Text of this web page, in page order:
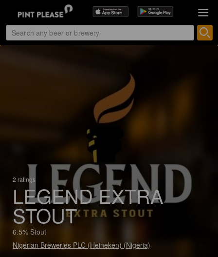
2 ratings
LEGEND EXTRA
STOUT
6.5% Stout
Nigerian Breweries PLC (Heineken) (Nigeria)